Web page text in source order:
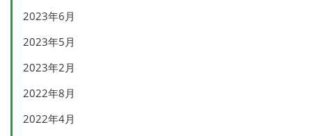
2023年6月
2023年5月
2023年2月
2022年8月
2022年4月